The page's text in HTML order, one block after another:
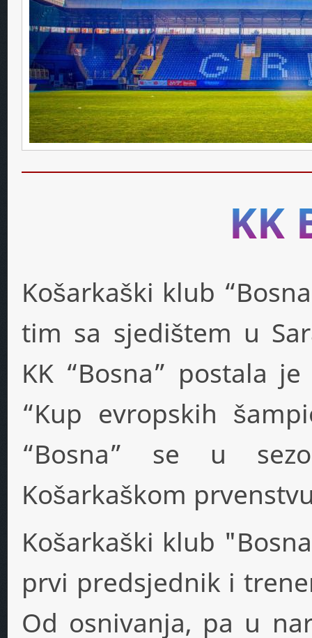
KK
Košarkaški klub
tim sa sjedištem u
KK “Bosna” postala
“Kup evropskih
“Bosna” se u
Košarkaškom
Košarkaški klub
prvi predsjednik i
Od osnivanja, pa u